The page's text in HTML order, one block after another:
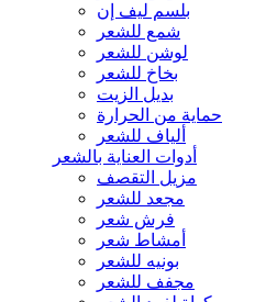
بلسم ليف إن
شمع للشعر
لوشن للشعر
بخاخ للشعر
بديل الزيت
حماية من الحرارة
ألياف للشعر
أدوات العناية بالشعر
مزيل التقصف
مجعد للشعر
فرش شعر
أمشاط شعر
بونيه للشعر
مجفف للشعر